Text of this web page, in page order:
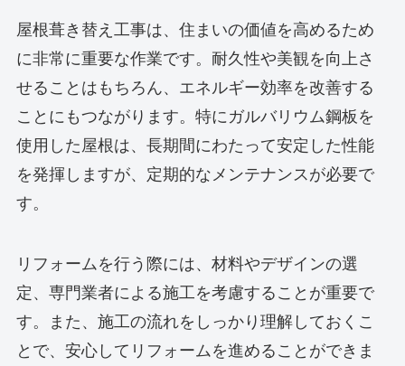
屋根葺き替え工事は、住まいの価値を高めるため
に非常に重要な作業です。耐久性や美観を向上さ
せることはもちろん、エネルギー効率を改善する
ことにもつながります。特にガルバリウム鋼板を
使用した屋根は、長期間にわたって安定した性能
を発揮しますが、定期的なメンテナンスが必要で
す。
リフォームを行う際には、材料やデザインの選
定、専門業者による施工を考慮することが重要で
す。また、施工の流れをしっかり理解しておくこ
とで、安心してリフォームを進めることができま